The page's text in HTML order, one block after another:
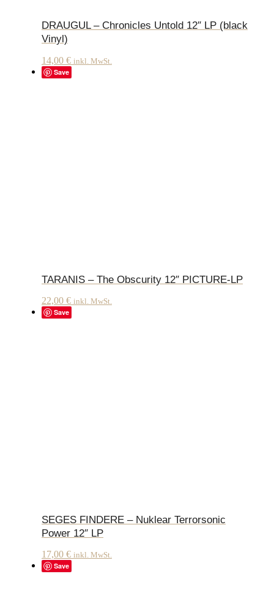
DRAUGUL – Chronicles Untold 12″ LP (black
Vinyl)
14,00 € inkl. MwSt.
Save
TARANIS – The Obscurity 12″ PICTURE-LP
22,00 € inkl. MwSt.
Save
SEGES FINDERE – Nuklear Terrorsonic
Power 12″ LP
17,00 € inkl. MwSt.
Save